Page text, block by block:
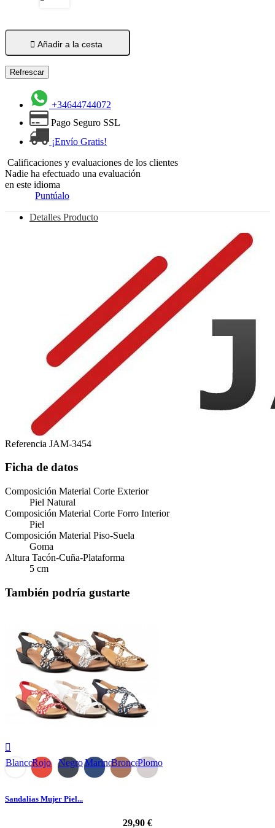
 Añadir a la cesta
+34644744072
Pago Seguro SSL
¡Envío Gratis!
Calificaciones y evaluaciones de los clientes
Nadie ha efectuado una evaluación
en este idioma
Puntúalo
Detalles Producto
Referencia JAM-3454
Ficha de datos
Composición Material Corte Exterior
Piel Natural
Composición Material Corte Forro Interior
Piel
Composición Material Piso-Suela
Goma
Altura Tacón-Cuña-Plataforma
5 cm
También podría gustarte

BlancoRojo NegroMarinoBroncePlomo
Sandalias Mujer Piel...
29,90 €